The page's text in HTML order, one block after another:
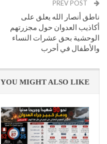
ناطق أنصار الله يعلق على
أكاذيب العدوان حول مجزرتهم
الوحشية بحق عشرات النساء
والأطفال في أحرب
YOU MIGHT ALSO LIKE